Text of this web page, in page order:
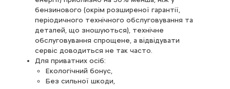
бензинового (окрім розширеної гарантії,
періодичного технічного обслуговування та
деталей, що зношуються), технічне
обслуговування спрощене, а відвідувати
сервіс доводиться не так часто.
Для приватних осіб:
Екологічний бонус,
Без сильної шкоди,